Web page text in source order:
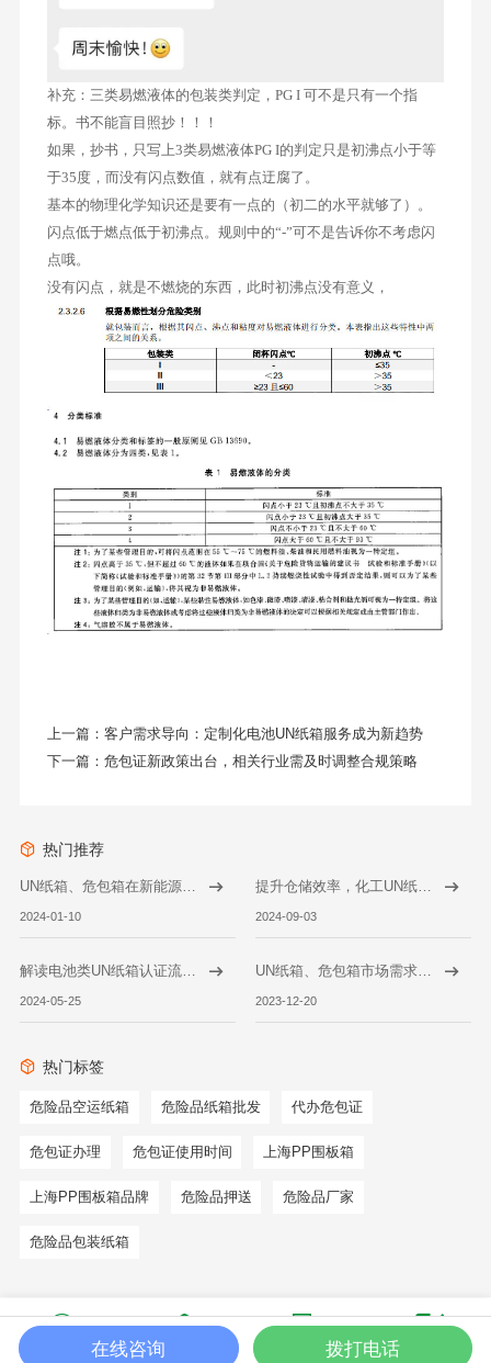
补充：三类易燃液体的包装类判定，PG I 可不是只有一个指
标。书不能盲目照抄！！！
如果，抄书，只写上3类易燃液体PG I的判定只是初沸点小于等
于35度，而没有闪点数值，就有点迂腐了。
基本的物理化学知识还是要有一点的（初二的水平就够了）。
闪点低于燃点低于初沸点。规则中的“-”可不是告诉你不考虑闪
点哦。
没有闪点，就是不燃烧的东西，此时初沸点没有意义，
上一篇： 客户需求导向：定制化电池UN纸箱服务成为新趋势
下一篇： 危包证新政策出台，相关行业需及时调整合规策略
热门推荐
UN纸箱、危包箱在新能源领域的应用前景
2024-01-10
提升仓储效率，化工UN纸箱的堆叠与保护策略
2024-09-03
解读电池类UN纸箱认证流程 确保电池产品安全合规
2024-05-25
UN纸箱、危包箱市场需求持续增长，产业链协同发展助力行业繁荣
2023-12-20
热门标签
危险品空运纸箱 危险品纸箱批发 代办危包证
危包证办理 危包证使用时间 上海PP围板箱
上海PP围板箱品牌 危险品押送 危险品厂家
危险品包装纸箱
咨询电话 产品中心 关于瀚瑾
在线咨询 拨打电话